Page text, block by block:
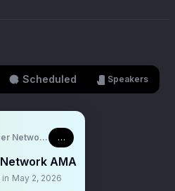
Scheduled Speakers
Network Protocol
02:00:19
AMA
May 2, 2026